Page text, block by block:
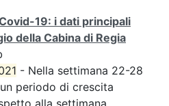
19: i dati principali
della Cabina di Regia
- Nella settimana 22-28
periodo di crescita
alla settimana